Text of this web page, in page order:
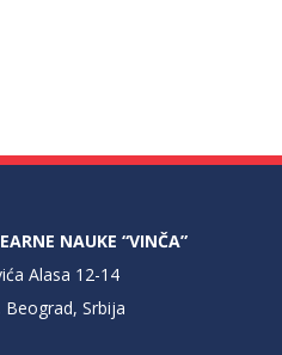
NAUKE “VINČA”
Alasa 12-14
Beograd, Srbija